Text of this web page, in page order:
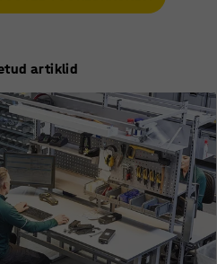
artiklid